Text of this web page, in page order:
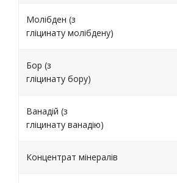
Молібден (з
гліцинату молібдену)
Бор (з
гліцинату бору)
Ванадій (з
гліцинату ванадію)
Концентрат мінералів